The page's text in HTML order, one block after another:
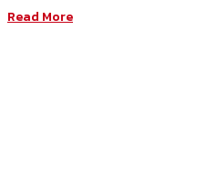
Read More